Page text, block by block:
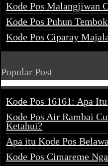
Kode Pos Malangjiwan
Kode Pos Puhun
Kode Pos Ciparay
Popular Post
Kode Pos 16161: Apa
Kode Pos Air Rambai
Ketahui?
Apa itu Kode Pos
Kode Pos Cimareme